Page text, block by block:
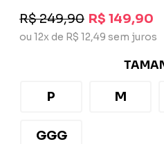
R$ 249,90 R$ 149,90
ou 12x de R$ 12,49 sem juros
P M
GGG